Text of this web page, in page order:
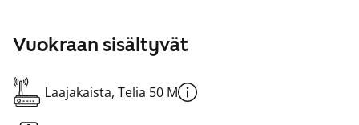
Vuokraan sisältyvät
Laajakaista, Telia 50 M